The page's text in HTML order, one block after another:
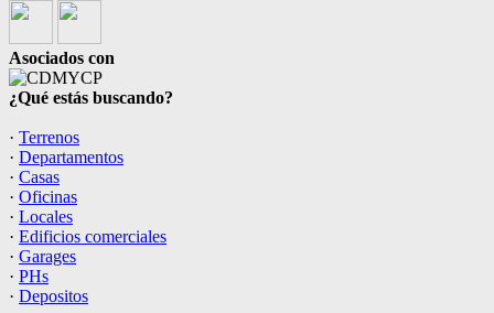
Asociados con
¿Qué estás buscando?
· Terrenos
· Departamentos
· Casas
· Oficinas
· Locales
· Edificios comerciales
· Garages
· PHs
· Depositos